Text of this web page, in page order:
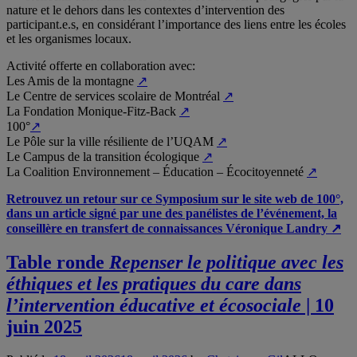
nature et le dehors dans les contextes d’intervention des
participant.e.s, en considérant l’importance des liens entre les écoles
et les organismes locaux.
Activité offerte en collaboration avec:
Les Amis de la montagne ↗︎
Le Centre de services scolaire de Montréal ↗︎
La Fondation Monique-Fitz-Back ↗︎
100°↗︎
Le Pôle sur la ville résiliente de l’UQAM ↗︎
Le Campus de la transition écologique ↗︎
La Coalition Environnement – Éducation – Écocitoyenneté ↗︎
Retrouvez un retour sur ce Symposium sur le site web de 100°,
dans un article signé par une des panélistes de l’événement, la
conseillère en transfert de connaissances Véronique Landry ↗︎
Table ronde Repenser le politique avec les
éthiques et les pratiques du care dans
l’intervention éducative et écosociale | 10
juin 2025